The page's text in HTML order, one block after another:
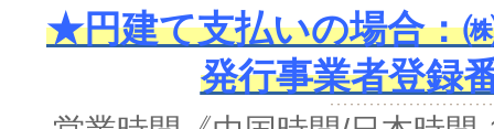
★円建て支払いの場合：
発行事業者登録